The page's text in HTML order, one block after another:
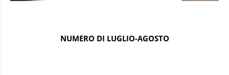
NUMERO DI LUGLIO-AGOSTO